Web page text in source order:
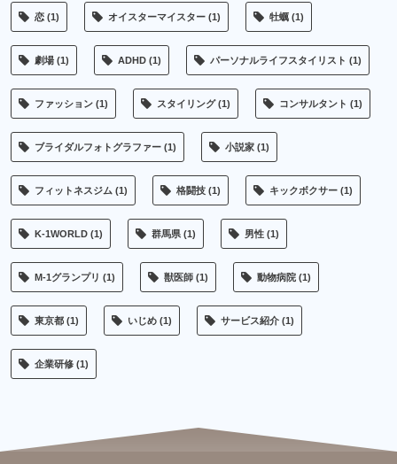
恋 (1) オイスターマイスター (1) 牡蠣 (1)
劇場 (1) ADHD (1) パーソナルライフスタイリスト (1)
ファッション (1) スタイリング(1) コンサルタント (1)
ブライダルフォトグラファー (1) 小説家 (1)
フィットネスジム (1) 格闘技 (1) キックボクサー (1)
K-1WORLD (1) 群馬県 (1) 男性 (1)
M-1グランプリ (1) 獣医師 (1) 動物病院 (1)
東京都 (1) いじめ (1) サービス紹介 (1)
企業研修 (1)